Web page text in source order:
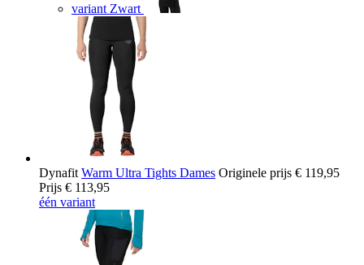
variant Zwart
Dynafit Warm Ultra Tights Dames Originele prijs € 119,95
Prijs € 113,95
één variant